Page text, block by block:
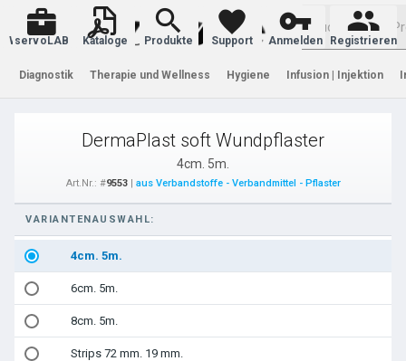
Warenkorb
servoLAB Kataloge Produkte Support Anmelden Registrieren
Diagnostik Therapie und Wellness Hygiene Infusion | Injektion
DermaPlast soft Wundpflaster
4cm. 5m.
Art.Nr.: #9553| aus Verbandstoffe - Verbandmittel - Pflaster
VARIANTENAUSWAHL:
4cm. 5m.
6cm. 5m.
8cm. 5m.
Strips 72 mm. 19 mm.